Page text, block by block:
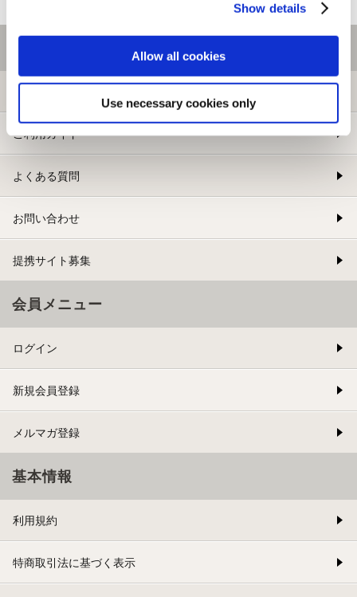
Show details
Allow all cookies
Use necessary cookies only
ご利用ガイド
よくある質問
お問い合わせ
提携サイト募集
会員メニュー
ログイン
新規会員登録
メルマガ登録
基本情報
利用規約
特商取引法に基づく表示